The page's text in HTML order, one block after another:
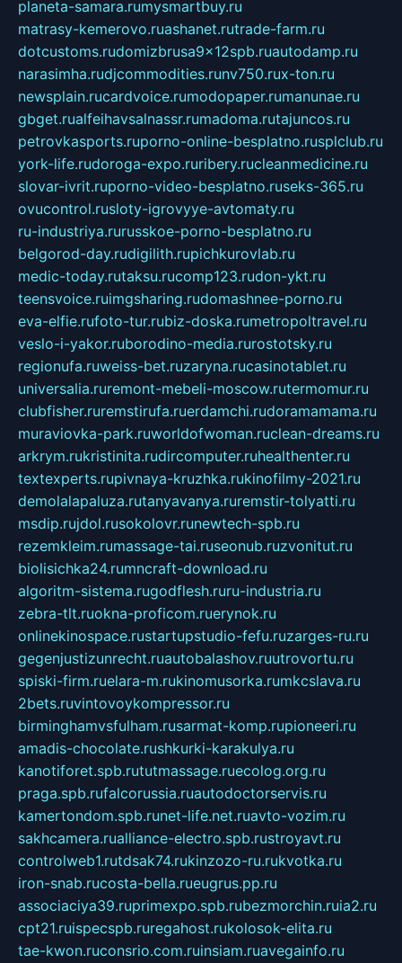
planeta-samara.rumysmartbuy.ru
matrasy-kemerovo.ruashanet.rutrade-farm.ru
dotcustoms.rudomizbrusa9x12spb.ruautodamp.ru
narasimha.rudjcommodities.runv750.rux-ton.ru
newsplain.rucardvoice.rumodopaper.rumanunae.ru
gbget.rualfeihavsalnassr.rumadoma.rutajuncos.ru
petrovkasports.ruporno-online-besplatno.rusplclub.ru
york-life.rudoroga-expo.ruribery.rucleanmedicine.ru
slovar-ivrit.ruporno-video-besplatno.ruseks-365.ru
ovucontrol.rusloty-igrovyye-avtomaty.ru
ru-industriya.rurusskoe-porno-besplatno.ru
belgorod-day.rudigilith.rupichkurovlab.ru
medic-today.rutaksu.rucomp123.rudon-ykt.ru
teensvoice.ruimgsharing.rudomashnee-porno.ru
eva-elfie.rufoto-tur.rubiz-doska.rumetropoltravel.ru
veslo-i-yakor.ruborodino-media.rurostotsky.ru
regionufa.ruweiss-bet.ruzaryna.rucasinotablet.ru
universalia.ruremont-mebeli-moscow.rutermomur.ru
clubfisher.ruremstirufa.ruerdamchi.rudoramamama.ru
muraviovka-park.ruworldofwoman.ruclean-dreams.ru
arkrym.rukristinita.rudircomputer.ruhealthenter.ru
textexperts.rupivnaya-kruzhka.rukinofilmy-2021.ru
demolalapaluza.rutanyavanya.ruremstir-tolyatti.ru
msdip.rujdol.rusokolovr.runewtech-spb.ru
rezemkleim.rumassage-tai.ruseonub.ruzvonitut.ru
biolisichka24.rumncraft-download.ru
algoritm-sistema.rugodflesh.ruru-industria.ru
zebra-tlt.ruokna-proficom.ruerynok.ru
onlinekinospace.rustartupstudio-fefu.ruzarges-ru.ru
gegenjustizunrecht.ruautobalashov.ruutrovortu.ru
spiski-firm.ruelara-m.rukinomusorka.rumkcslava.ru
2bets.ruvintovoykompressor.ru
birminghamvsfulham.rusarmat-komp.rupioneeri.ru
amadis-chocolate.rushkurki-karakulya.ru
kanotiforet.spb.rututmassage.ruecolog.org.ru
praga.spb.rufalcorussia.ruautodoctorservis.ru
kamertondom.spb.runet-life.net.ruavto-vozim.ru
sakhcamera.rualliance-electro.spb.rustroyavt.ru
controlweb1.rutdsak74.rukinzozo-ru.rukvotka.ru
iron-snab.rucosta-bella.rueugrus.pp.ru
associaciya39.ruprimexpo.spb.rubezmorchin.ruia2.ru
cpt21.ruispecspb.ruregahost.rukolosok-elita.ru
tae-kwon.ruconsrio.com.ruinsiam.ruavegainfo.ru